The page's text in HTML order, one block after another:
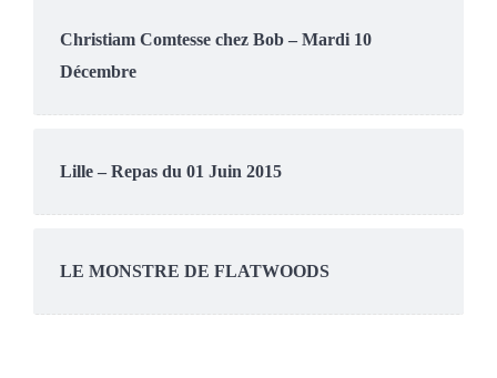
Christiam Comtesse chez Bob – Mardi 10
Décembre
Lille – Repas du 01 Juin 2015
LE MONSTRE DE FLATWOODS